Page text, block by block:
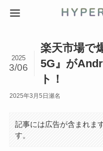
楽天市場で
5G』が
ト！
2025
3/06
2025年3月5日 瀬名
記事には広告が含まれま
す。